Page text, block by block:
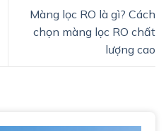
Màng lọc RO là gì? Cách
chọn màng lọc RO chất
lượng cao